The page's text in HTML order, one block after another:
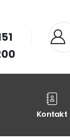
Kontakt